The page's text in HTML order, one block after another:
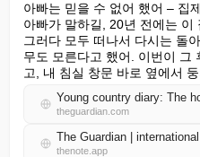
아빠는 믿을 수 없어 했어 – 집
아빠가 말하길, 20년 전에는 이
그러다 모두 떠나서 다시는 돌
무도 모른다고 했어. 이번이 그
고, 내 침실 창문 바로 옆에서
theguardian.com
The Guardian |
thenote.app